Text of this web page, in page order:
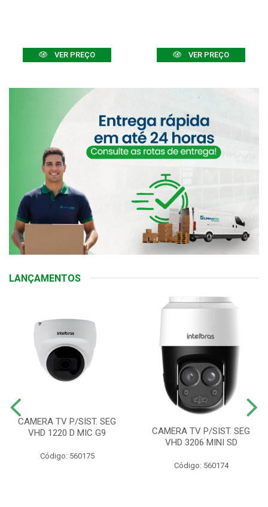
VER PREÇO VER PREÇO
LANÇAMENTOS
CAMERA TV P/SIST. SEG
VHD 1220 D MIC G9
Código: 560175
CAMERA TV P/SIST. SEG
VHD 3206 MINI SD
Código: 560174